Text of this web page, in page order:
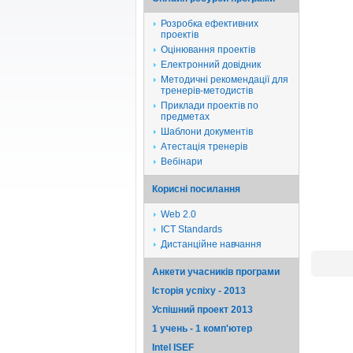
Розробка ефективних
проектів
Оцінювання проектів
Електронний довідник
Методичні рекомендації для
тренерів-методистів
Приклади проектів по
предметах
Шаблони документів
Атестація тренерів
Вебінари
Корисні посилання
Web 2.0
ICT Standards
Дистанційне навчання
Анкети учасників програми
Історія успіху - 2013
Успішний проект 2013
1 учень - 1 комп'ютер
Intel ISEF